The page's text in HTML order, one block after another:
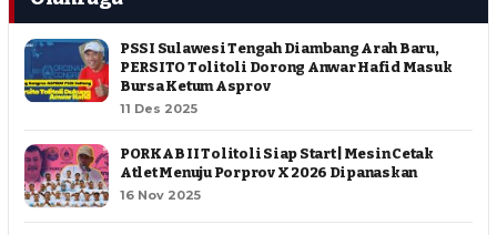
PSSI Sulawesi Tengah Diambang Arah Baru,
PERSITO Tolitoli Dorong Anwar Hafid Masuk
Bursa Ketum Asprov
11 Des 2025
PORKAB II Tolitoli Siap Start | Mesin Cetak
Atlet Menuju Porprov X 2026 Dipanaskan
16 Nov 2025